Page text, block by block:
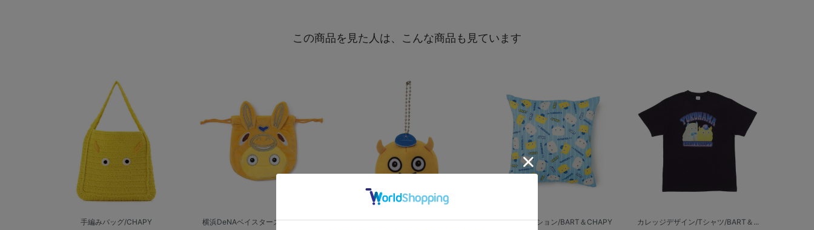
この商品を見た人は、こんな商品も見ています
手編みバッグ/CHAPY 横浜DeNAベイスターズ×RODY/ダ... 再入荷 総柄ミニクッション/BART＆CHAPY カレッジデザイン/Tシャツ/BART＆...